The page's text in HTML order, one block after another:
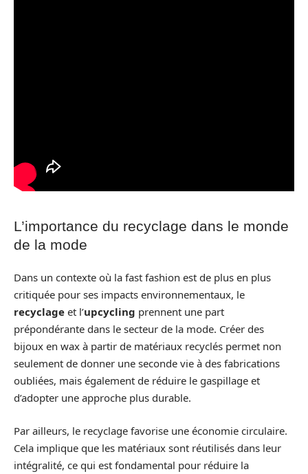
L’importance du recyclage dans le monde
de la mode
Dans un contexte où la fast fashion est de plus en plus
critiquée pour ses impacts environnementaux, le
recyclage et l’upcycling prennent une part
prépondérante dans le secteur de la mode. Créer des
bijoux en wax à partir de matériaux recyclés permet non
seulement de donner une seconde vie à des fabrications
oubliées, mais également de réduire le gaspillage et
d’adopter une approche plus durable.
Par ailleurs, le recyclage favorise une économie circulaire.
Cela implique que les matériaux sont réutilisés dans leur
intégralité, ce qui est fondamental pour réduire la